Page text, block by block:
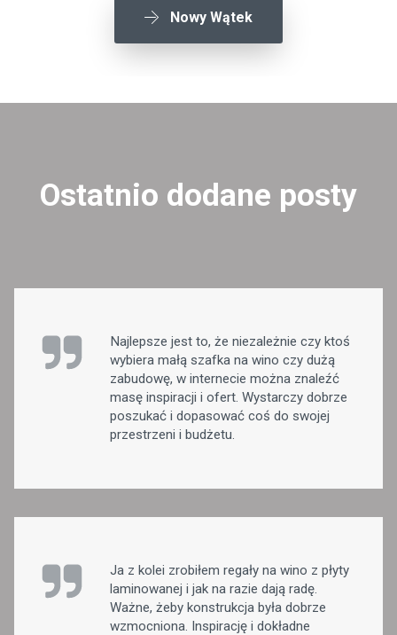
Nowy Wątek
Ostatnio dodane posty
Najlepsze jest to, że niezależnie czy ktoś
wybiera małą szafka na wino czy dużą
zabudowę, w internecie można znaleźć
masę inspiracji i ofert. Wystarczy dobrze
poszukać i dopasować coś do swojej
przestrzeni i budżetu.
Ja z kolei zrobiłem regały na wino z płyty
laminowanej i jak na razie dają radę.
Ważne, żeby konstrukcja była dobrze
wzmocniona. Inspirację i dokładne